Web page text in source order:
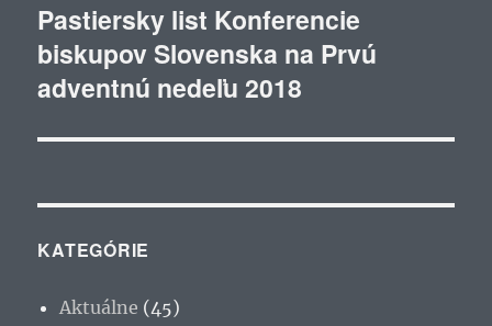
Ďalší
článok:
Pastiersky list Konferencie
biskupov Slovenska na Prvú
adventnú nedeľu 2018
KATEGÓRIE
Aktuálne (45)